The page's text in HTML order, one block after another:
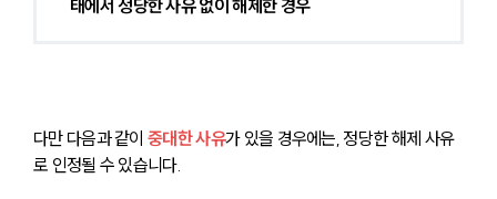
태에서 정당한 사유 없이 해제한 경우
다만 다음과 같이 중대한 사유가 있을 경우에는, 정당한 해제 사유
로 인정될 수 있습니다.